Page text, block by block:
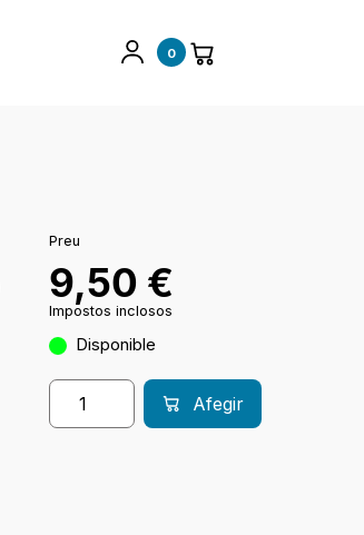
0
Preu
9,50 €
Impostos inclosos
Disponible
Afegir